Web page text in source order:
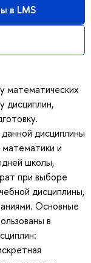
в LMS
математических
дисциплин,
дисциплины
математики и
школы,
при выборе
дисциплины,
Основные
в